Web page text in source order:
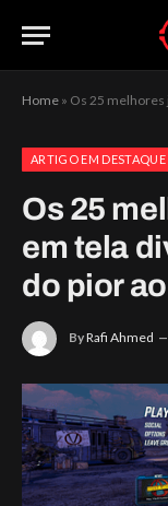
Home » Os 25 melhores
ARTIGO EM DESTAQUE
Os 25
em tela
do pior
ByRafi Ahmed